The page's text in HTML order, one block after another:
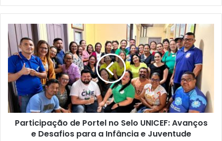
a
r
t
i
c
i
p
a
Participação de Portel no Selo UNICEF: Avanços
e Desafios para a Infância e Juventude